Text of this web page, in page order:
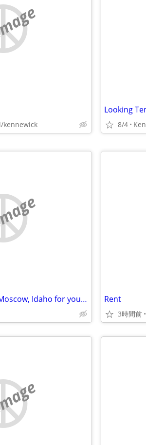
kennewick
Looking
8/4
Permanent Swap: My Moscow, Idaho for your Olympic Peninsula Rent
3時間前